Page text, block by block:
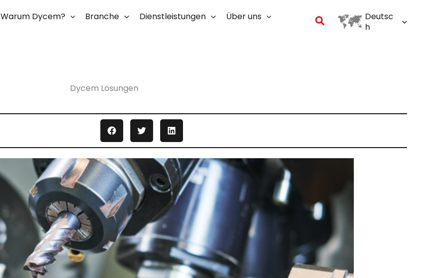
Warum Dycem? Branche Dienstleistungen
Über uns
Suchen
Deutsc
h
Dycem Lösungen